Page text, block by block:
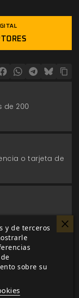
de 200
o tarjeta de
canjeados
y de terceros
sobre su